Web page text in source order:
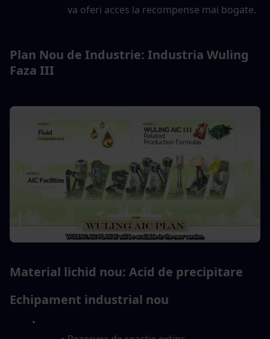
va oferi acces la recompense mai bogate.
Plan Nou de Industrie: Industria Wuling
Faza III
Material lichid nou: Acid de precipitare
Echipament industrial nou